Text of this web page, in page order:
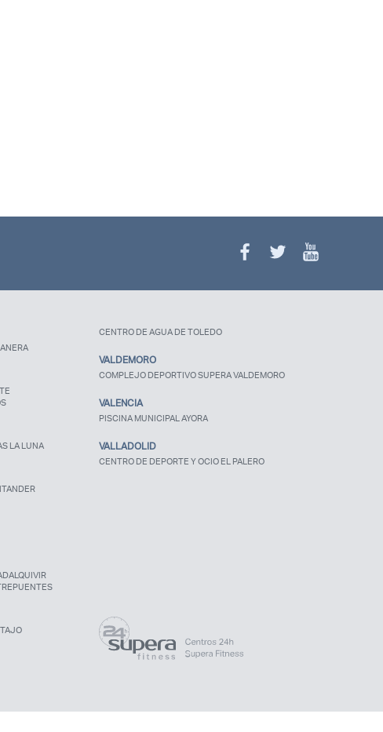
LA LUNA
CENTRO DE AGUA DE TOLEDO
VALDEMORO
COMPLEJO DEPORTIVO SUPERA VALDEMORO
VALENCIA
PISCINA MUNICIPAL AYORA
VALLADOLID
CENTRO DE DEPORTE Y OCIO EL PALERO